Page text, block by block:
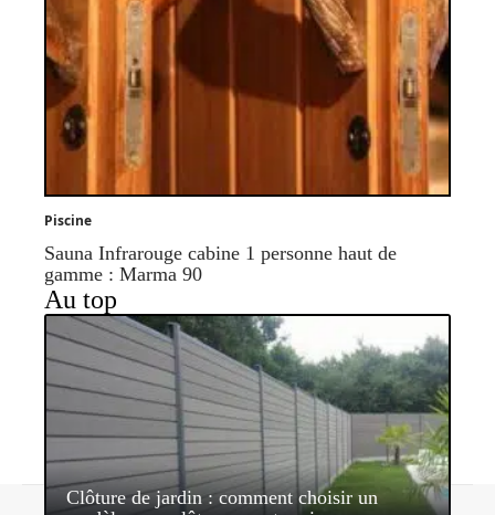
Piscine
Sauna Infrarouge cabine 1 personne haut de
gamme : Marma 90
Au top
Clôture de jardin : comment choisir un